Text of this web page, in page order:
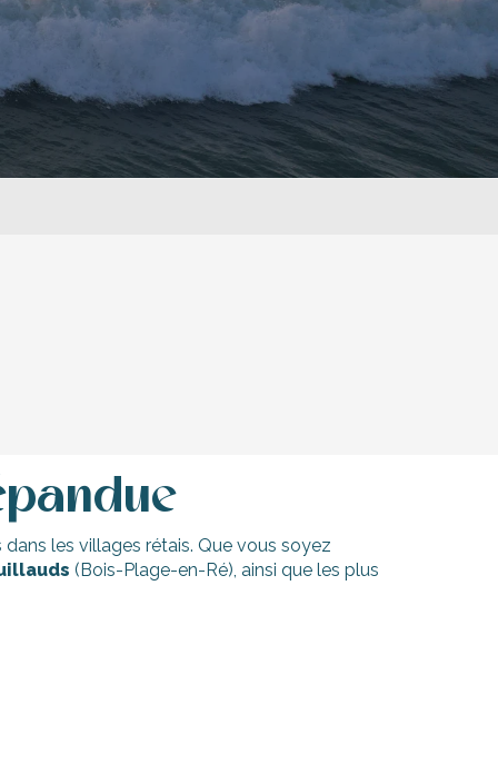
les villages rétais. Que vous soyez
(Bois-Plage-en-Ré), ainsi que les plus